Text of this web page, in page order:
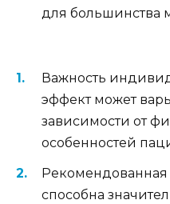
для большинства
Важность
эффект может
зависимости от
особенностей
способна